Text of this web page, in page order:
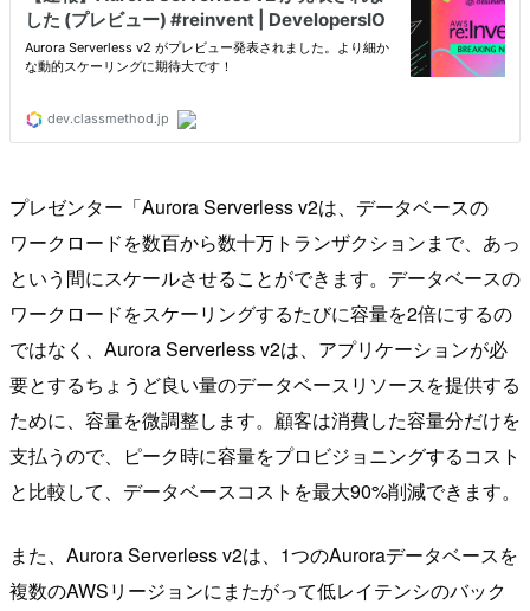
プレゼンター「Aurora Serverless v2は、データベースの
ワークロードを数百から数十万トランザクションまで、あっ
という間にスケールさせることができます。データベースの
ワークロードをスケーリングするたびに容量を2倍にするの
ではなく、Aurora Serverless v2は、アプリケーションが必
要とするちょうど良い量のデータベースリソースを提供する
ために、容量を微調整します。顧客は消費した容量分だけを
支払うので、ピーク時に容量をプロビジョニングするコスト
と比較して、データベースコストを最大90%削減できます。
また、Aurora Serverless v2は、1つのAuroraデータベースを
複数のAWSリージョンにまたがって低レイテンシのバック